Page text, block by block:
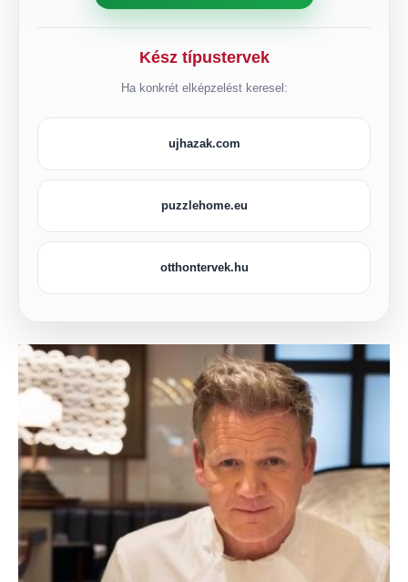
Kész típustervek
Ha konkrét elképzelést keresel:
ujhazak.com
puzzlehome.eu
otthontervek.hu